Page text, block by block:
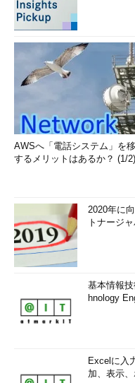
AWSへ「電話システム」を
するメリットはあるか？ (1/2)
2020年に
トナージ
基本情報
hnology
Excelに入
加、表示